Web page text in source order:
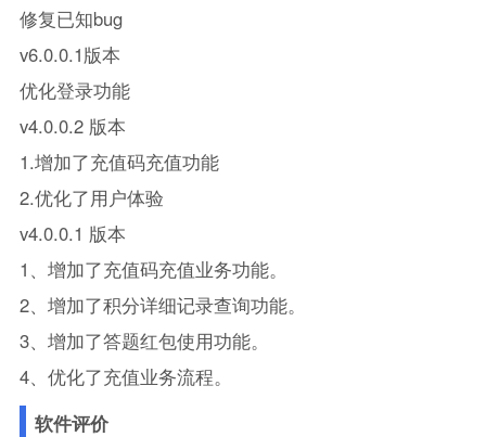
修复已知bug
v6.0.0.1版本
优化登录功能
v4.0.0.2 版本
1.增加了充值码充值功能
2.优化了用户体验
v4.0.0.1 版本
1、增加了充值码充值业务功能。
2、增加了积分详细记录查询功能。
3、增加了答题红包使用功能。
4、优化了充值业务流程。
软件评价